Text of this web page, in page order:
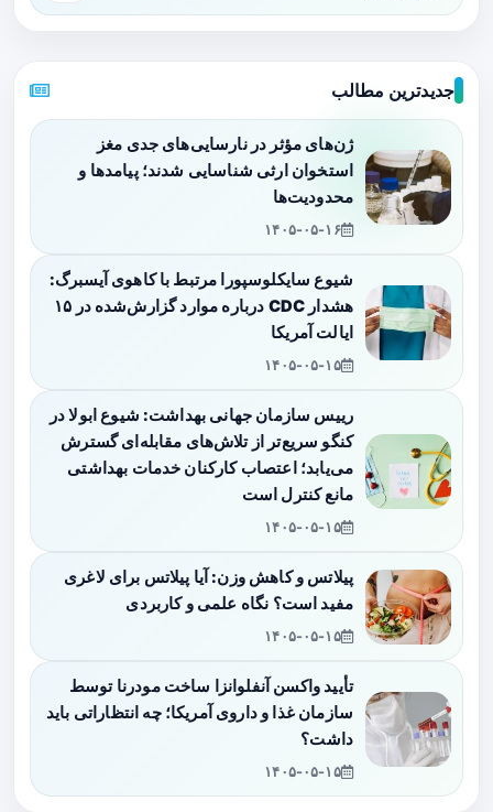
جدیدترین مطالب
ژن‌های مؤثر در نارسایی‌های جدی مغز
استخوان ارثی شناسایی شدند؛ پیامدها و
محدودیت‌ها
۱۴۰۵-۰۵-۱۶
شیوع سایکلوسپورا مرتبط با کاهوی آیسبرگ:
هشدار CDC درباره موارد گزارش‌شده در ۱۵
ایالت آمریکا
۱۴۰۵-۰۵-۱۵
رییس سازمان جهانی بهداشت: شیوع ابولا در
کنگو سریع‌تر از تلاش‌های مقابله‌ای گسترش
می‌یابد؛ اعتصاب کارکنان خدمات بهداشتی
مانع کنترل است
۱۴۰۵-۰۵-۱۵
پیلاتس و کاهش وزن: آیا پیلاتس برای لاغری
مفید است؟ نگاه علمی و کاربردی
۱۴۰۵-۰۵-۱۵
تأیید واکسن آنفلوانزا ساخت مودرنا توسط
سازمان غذا و داروی آمریکا؛ چه انتظاراتی باید
داشت؟
۱۴۰۵-۰۵-۱۵